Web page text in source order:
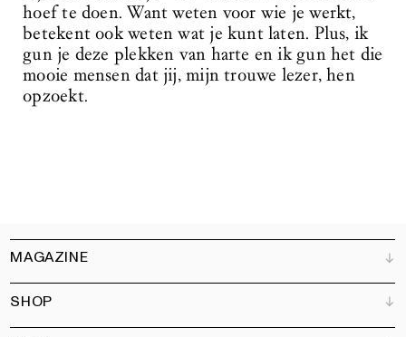
hoef te doen. Want weten voor wie je werkt,
betekent ook weten wat je kunt laten. Plus, ik
gun je deze plekken van harte en ik gun het die
mooie mensen dat jij, mijn trouwe lezer, hen
opzoekt.
MAGAZINE
Klantenservice
Verkooppunten
SHOP